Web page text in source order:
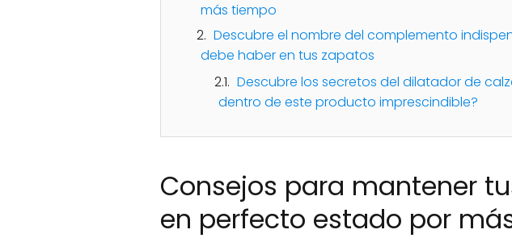
más tiempo
Descubre el nombre del complemento
debe haber en tus zapatos
Descubre los secretos del dilatador de
dentro de este producto imprescindible?
Consejos para mantener
en perfecto estado por